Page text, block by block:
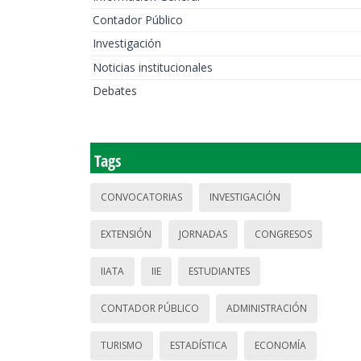
Contador Público
Investigación
Noticias institucionales
Debates
Tags
CONVOCATORIAS INVESTIGACIÓN
EXTENSIÓN JORNADAS CONGRESOS
IIATA IIE ESTUDIANTES
CONTADOR PÚBLICO ADMINISTRACIÓN
TURISMO ESTADÍSTICA ECONOMÍA